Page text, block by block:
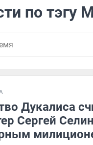
по тэгу
Дукалиса
Сергей